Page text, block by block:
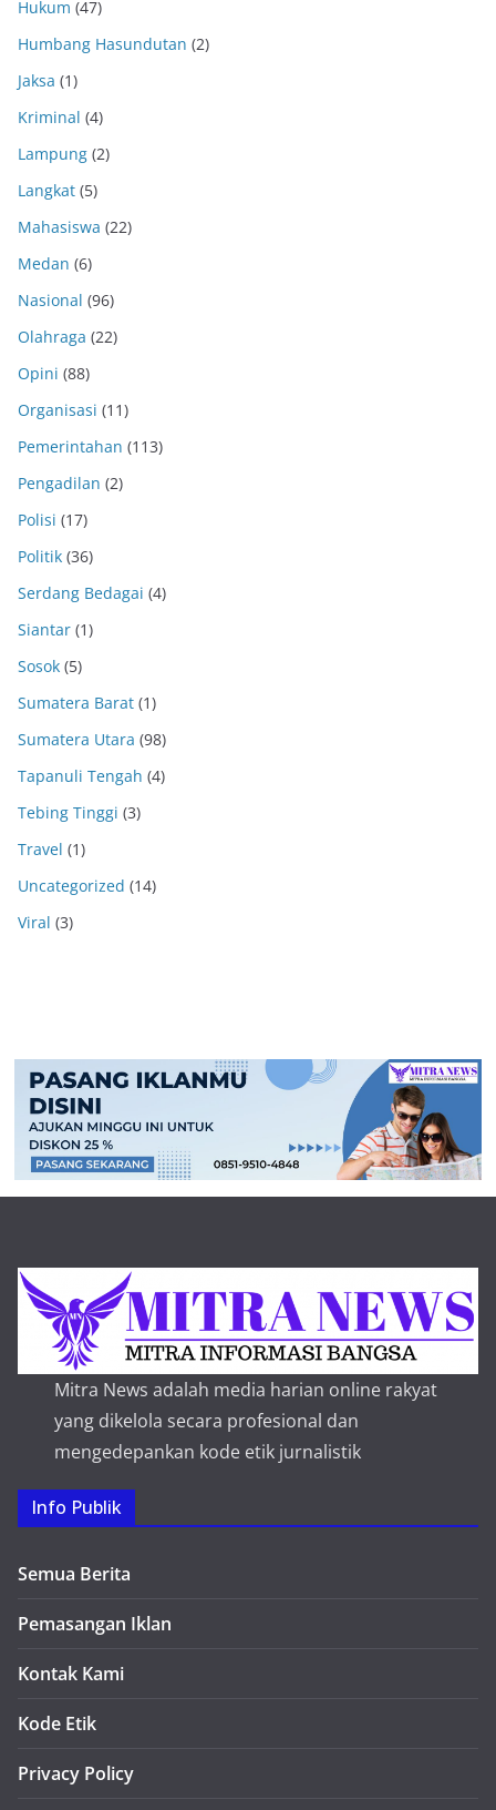
Hukum (47)
Humbang Hasundutan (2)
Jaksa (1)
Kriminal (4)
Lampung (2)
Langkat (5)
Mahasiswa (22)
Medan (6)
Nasional (96)
Olahraga (22)
Opini (88)
Organisasi (11)
Pemerintahan (113)
Pengadilan (2)
Polisi (17)
Politik (36)
Serdang Bedagai (4)
Siantar (1)
Sosok (5)
Sumatera Barat (1)
Sumatera Utara (98)
Tapanuli Tengah (4)
Tebing Tinggi (3)
Travel (1)
Uncategorized (14)
Viral (3)
Mitra News adalah media harian online rakyat
yang dikelola secara profesional dan
mengedepankan kode etik jurnalistik
Info Publik
Semua Berita
Pemasangan Iklan
Kontak Kami
Kode Etik
Privacy Policy